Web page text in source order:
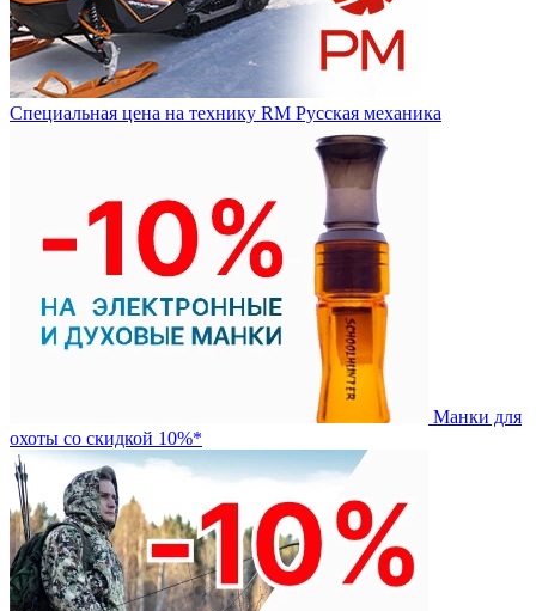
Специальная цена на технику RM Русская механика
Манки для
охоты со скидкой 10%*